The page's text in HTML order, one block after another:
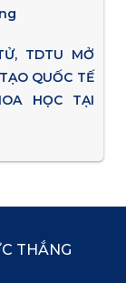
TDTU MỞ
QUỐC TẾ
HỌC TẠI
THẮNG